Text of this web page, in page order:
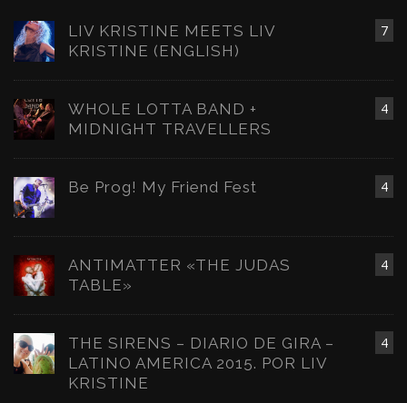
7
LIV KRISTINE MEETS LIV
KRISTINE (ENGLISH)
4
WHOLE LOTTA BAND +
MIDNIGHT TRAVELLERS
4
Be Prog! My Friend Fest
4
ANTIMATTER «THE JUDAS
TABLE»
4
THE SIRENS – DIARIO DE GIRA –
LATINO AMERICA 2015. POR LIV
KRISTINE